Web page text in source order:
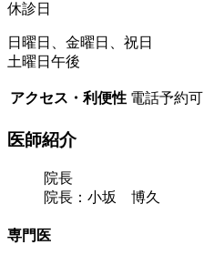
休診日
日曜日、金曜日、祝日
土曜日午後
アクセス・利便性 電話予約可
医師紹介
院長
院長：小坂 博久
専門医